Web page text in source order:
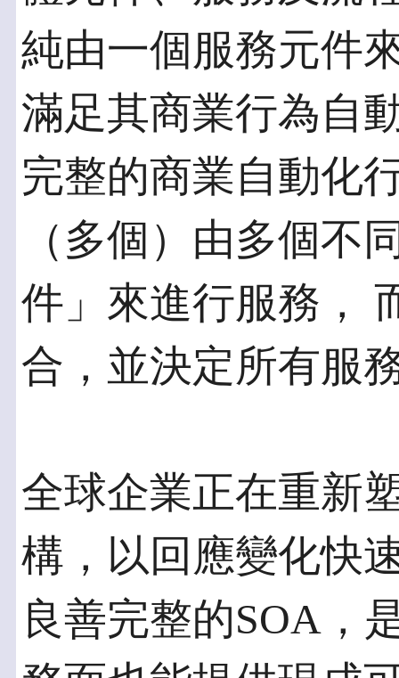
純由一個服務元件
滿足其商業行為自
完整的商業自動化
（多個）由多個不
件」來進行服務，
合，並決定所有服
全球企業正在重新
構，以回應變化快
良善完整的SOA，